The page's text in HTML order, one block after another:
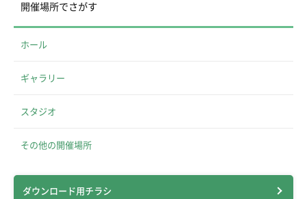
開催場所でさがす
ホール
ギャラリー
スタジオ
その他の開催場所
ダウンロード用チラシ